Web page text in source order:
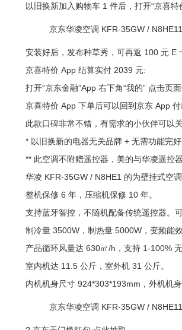
以旧换新加入购物车 1 件后，打开“京喜
京东华凌空调 KFR-35GW /
安装好后，发布种草秀，可再返 100 元 E
京喜特价 App 结算实付 2039 元:
打开“京东金融”App 右下角“我的” 点击页
京喜特价 App 下单后可以回到京东 App
此款口碑非常不错，有需求的小伙伴可以关
* 以旧换新的电器无关品牌 + 无需功能完
** 此空调不附赠遥控器，美的与华凌遥控器
华凌 KFR-35GW / N8HE1 的为壁挂式空
整机保修 6 年，压缩机保修 10 年。
支持蓝牙智控，不随机配备传统遥控器。
制冷量 3500W，制热量 5000W，变频能
产品循环风量达 630㎡/h，支持 1-100%
室内机达 11.5 公斤，室外机 31 公斤。
内机机身尺寸 924*303*193mm，外机机
京东华凌空调 KFR-35GW /